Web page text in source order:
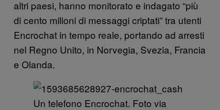
altri paesi, hanno monitorato e indagato “più
di cento milioni di messaggi criptati” tra utenti
Encrochat in tempo reale, portando ad arresti
nel Regno Unito, in Norvegia, Svezia, Francia
e Olanda.
Un telefono Encrochat. Foto via